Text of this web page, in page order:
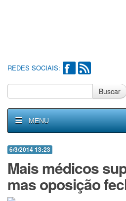
REDES SOCIAIS:
Buscar
MENU
6/3/2014 13:23
Mais médicos
mas oposição